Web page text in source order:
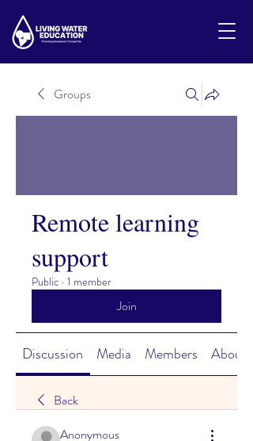
Groups
Remote learning
support
Public · 1 member
Join
Discussion Media Members About
Back
Anonymous